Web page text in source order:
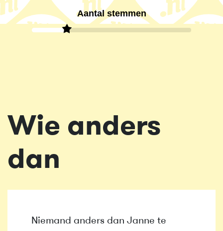
Aantal stemmen
Wie anders
dan
Niemand anders dan Janne te